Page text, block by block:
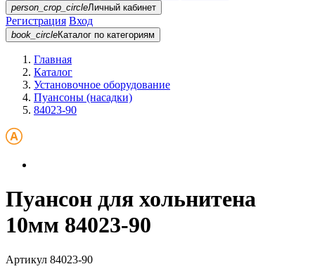
person_crop_circleЛичный кабинет
Регистрация Вход
book_circleКаталог по категориям
Главная
Каталог
Установочное оборудование
Пуансоны (насадки)
84023-90
Пуансон для хольнитена
10мм 84023-90
Артикул 84023-90